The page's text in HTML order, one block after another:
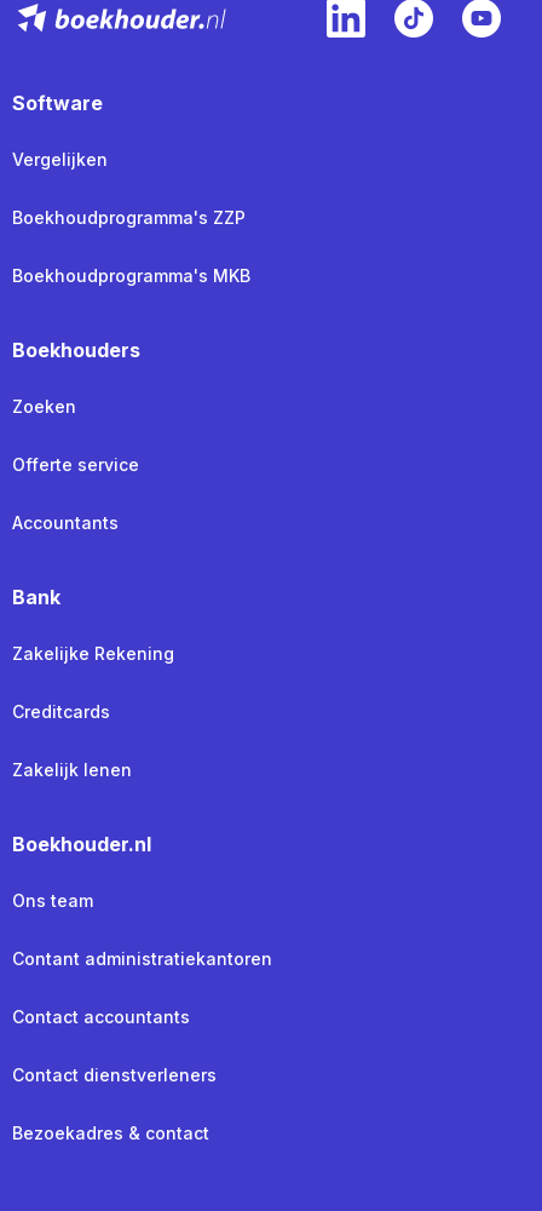
Software
Vergelijken
Boekhoudprogramma's ZZP
Boekhoudprogramma's MKB
Boekhouders
Zoeken
Offerte service
Accountants
Bank
Zakelijke Rekening
Creditcards
Zakelijk lenen
Boekhouder.nl
Ons team
Contant administratiekantoren
Contact accountants
Contact dienstverleners
Bezoekadres & contact